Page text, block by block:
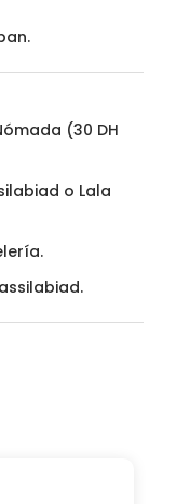
(30 DH
o Lala